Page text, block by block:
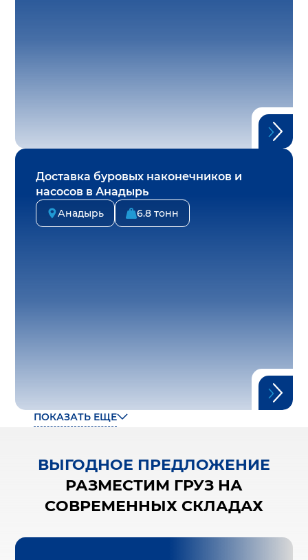
Доставка буровых наконечников и
насосов в Анадырь
Анадырь 6.8 тонн
ПОКАЗАТЬ ЕЩЕ
ВЫГОДНОЕ ПРЕДЛОЖЕНИЕ
РАЗМЕСТИМ ГРУЗ НА
СОВРЕМЕННЫХ СКЛАДАХ